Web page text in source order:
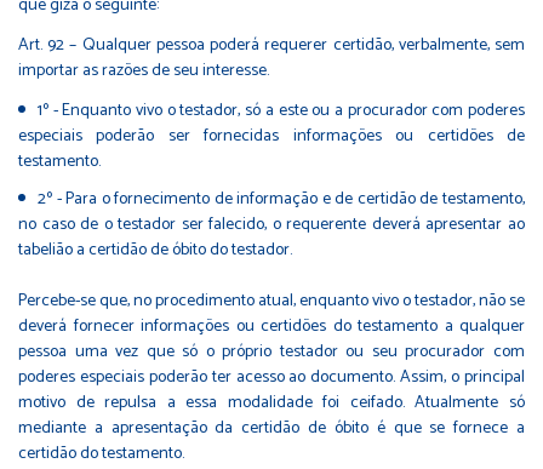
Art. 92 – Qualquer pessoa poderá requerer certidão, verbalmente, sem
importar as razões de seu interesse.
1º - Enquanto vivo o testador, só a este ou a procurador com poderes
especiais poderão ser fornecidas informações ou certidões de
testamento.
2º - Para o fornecimento de informação e de certidão de testamento,
no caso de o testador ser falecido, o requerente deverá apresentar ao
tabelião a certidão de óbito do testador.
Percebe-se que, no procedimento atual, enquanto vivo o testador, não se
deverá fornecer informações ou certidões do testamento a qualquer
pessoa uma vez que só o próprio testador ou seu procurador com
poderes especiais poderão ter acesso ao documento. Assim, o principal
motivo de repulsa a essa modalidade foi ceifado. Atualmente só
mediante a apresentação da certidão de óbito é que se fornece a
certidão do testamento.